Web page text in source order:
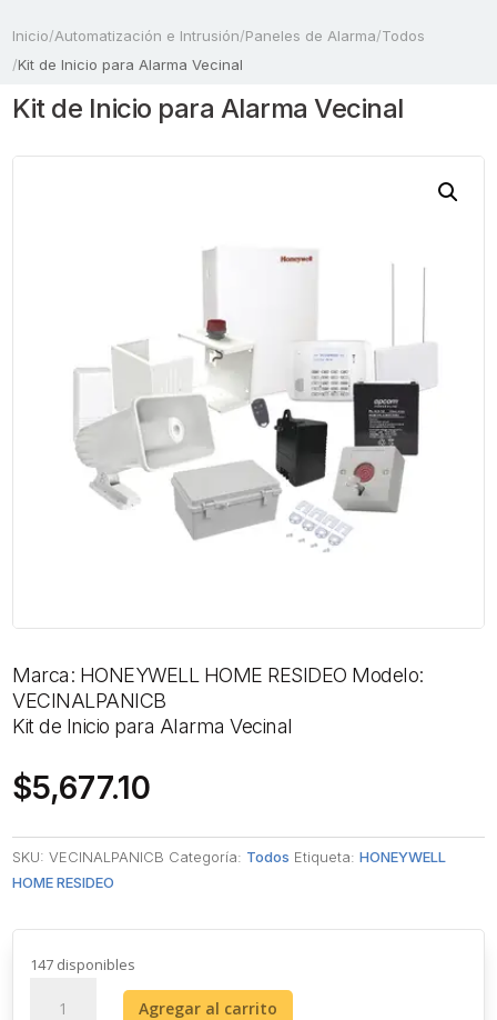
Inicio/Automatización e Intrusión/Paneles de Alarma/Todos
/Kit de Inicio para Alarma Vecinal
Kit de Inicio para Alarma Vecinal
Marca: HONEYWELL HOME RESIDEO Modelo:
VECINALPANICB
Kit de Inicio para Alarma Vecinal
$5,677.10
SKU:VECINALPANICB Categoría: Todos Etiqueta:HONEYWELL
HOME RESIDEO
147 disponibles
Agregar al carrito